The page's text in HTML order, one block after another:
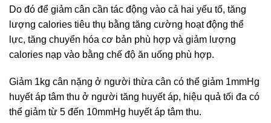
Do đó để giảm cân cần tác động vào cả hai yếu tố, tăng
lượng calories tiêu thụ bằng tăng cường hoạt động thể
lực, tăng chuyển hóa cơ bản phù hợp và giảm lượng
calories nạp vào bằng chế độ ăn uống phù hợp.
Giảm 1kg cân nặng ở người thừa cân có thể giảm 1mmHg
huyết áp tâm thu ở người tăng huyết áp, hiệu quả tối đa có
thể giảm từ 5 đến 10mmHg huyết áp tâm thu.